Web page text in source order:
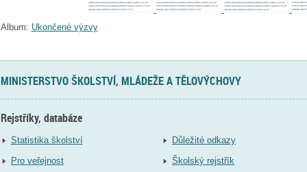
Album: Ukončené výzvy
MINISTERSTVO ŠKOLSTVÍ, MLÁDEŽE A TĚLOVÝCHOVY
Rejstříky, databáze
Statistika školství
Pro veřejnost
Důležité odkazy
Školský rejstřík